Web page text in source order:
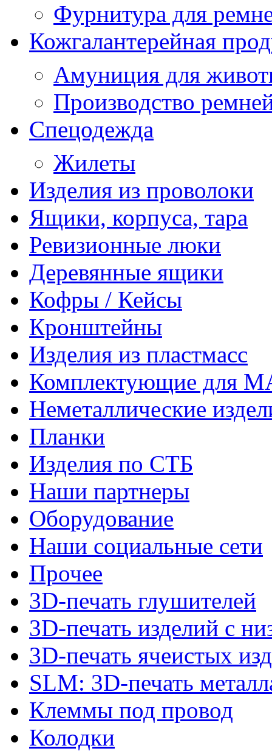
Фурнитура для
Кожгалантерейная
Амуниция для
Производство
Спецодежда
Жилеты
Изделия из проволоки
Ящики, корпуса, тара
Ревизионные люки
Деревянные ящики
Кофры / Кейсы
Кронштейны
Изделия из пластмасс
Комплектующие для
Неметаллические
Планки
Изделия по СТБ
Наши партнеры
Оборудование
Наши социальные сети
Прочее
3D-печать глушителей
3D-печать изделий с
3D-печать ячеистых
SLM: 3D-печать
Клеммы под провод
Колодки